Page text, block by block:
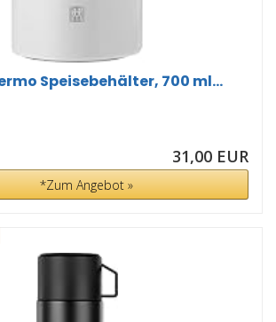
Speisebehälter, 700 ml...
31,00 EUR
*Zum Angebot »